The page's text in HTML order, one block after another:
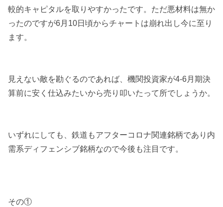
較的キャピタルを取りやすかったです。ただ悪材料は無か
ったのですが6月10日頃からチャートは崩れ出し今に至り
ます。
見えない敵を勘ぐるのであれば、機関投資家が4-6月期決
算前に安く仕込みたいから売り叩いたって所でしょうか。
いずれにしても、鉄道もアフターコロナ関連銘柄であり内
需系ディフェンシブ銘柄なので今後も注目です。
その①